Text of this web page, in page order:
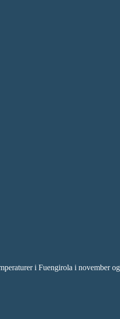
i Fuengirola i november